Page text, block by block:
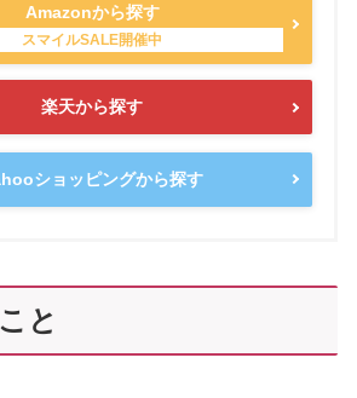
Amazonから探す
楽天から探す
ショッピングから探す
と